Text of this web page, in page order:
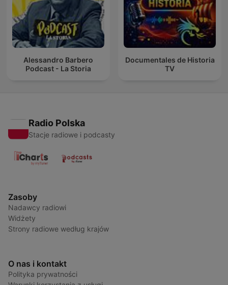
Alessandro Barbero
Podcast - La Storia
Documentales de Historia
TV
Radio Polska
Stacje radiowe i podcasty
Zasoby
Nadawcy radiowi
Widżety
Strony radiowe według krajów
O nas i kontakt
Polityka prywatności